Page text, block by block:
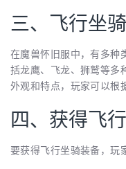
三、飞行坐
在魔兽怀旧服中，有多种
括龙鹰、飞龙、狮鹫等多
外观和特点，玩家可以根
四、获得飞
要获得飞行坐骑装备，玩